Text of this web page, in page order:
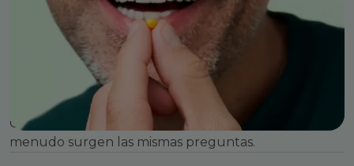
Preguntas frecuentes
Cuando se empieza a hablar del estreñimiento, a
menudo surgen las mismas preguntas.